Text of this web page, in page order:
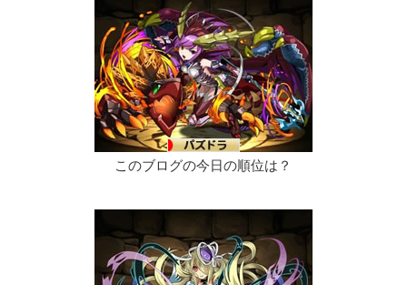
このブログの今日の順位は？